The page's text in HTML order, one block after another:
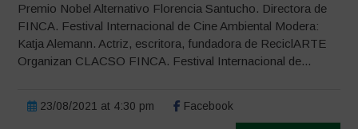
Premio Nobel Alternativo Florencia Santucho. Directora de
FINCA. Festival Internacional de Cine Ambiental Modera:
Katja Alemann. Actriz, escritora, fundadora de ReciclARTE
Organizan CLACSO FINCA. Festival Internacional de...
23/08/2021 at 4:30 pm Facebook